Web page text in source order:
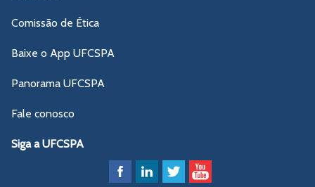
Comissão de Ética
Baixe o App UFCSPA
Panorama UFCSPA
Fale conosco
Siga a UFCSPA